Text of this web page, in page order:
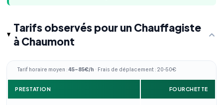
Tarifs observés pour un Chauffagiste
à Chaumont
Tarif horaire moyen :45–85€/h · Frais de déplacement : 20-50€
PRESTATION FOURCHETTE